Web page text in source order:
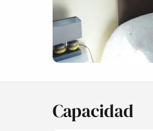
Capacidad